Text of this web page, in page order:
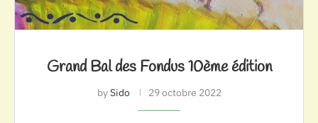
Grand Bal des Fondus 10ème édition
bySido 29 octobre 2022